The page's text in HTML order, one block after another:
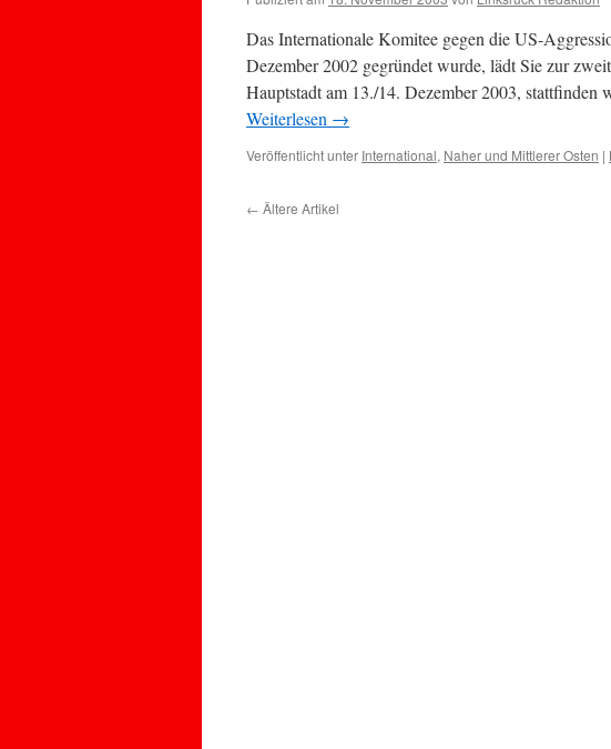
Das Internationale Komitee gegen die US-
Dezember 2002 gegründet wurde, lädt Sie zur
Hauptstadt am 13./14. Dezember 2003,
Weiterlesen →
Veröffentlicht unter International, Naher und Mittlerer Osten |
← Ältere Artikel